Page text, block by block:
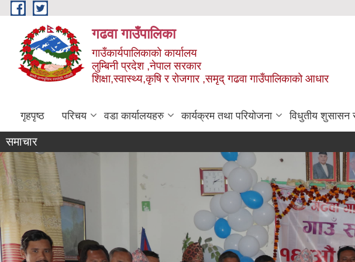
Skip to main content
गढवा गाउँपालिका
गाउँकार्यपालिकाको कार्यालय
लुम्बिनी प्रदेश ,नेपाल सरकार
शिक्षा,स्वास्थ्य,कृषि र रोजगार ,समृद् गढवा गाउँपालिकाको आधार
गृहपृष्ठ परिचय वडा कार्यालयहरु कार्यक्रम तथा परियोजना विधुतीय शुसासन
समाचार